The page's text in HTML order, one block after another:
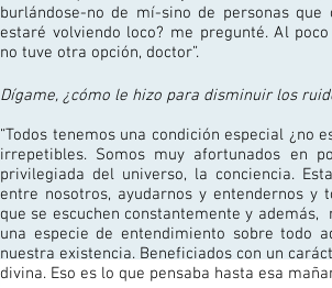
burlándose-no de mí-sino de personas que
estaré volviendo loco? me pregunté. Al
no tuve otra opción, doctor”.
Dígame, ¿cómo le hizo para disminuir los
“Todos tenemos una condición especial ¿no
irrepetibles. Somos muy afortunados en
privilegiada del universo, la conciencia.
entre nosotros, ayudarnos y entendernos y
que se escuchen constantemente y
una especie de entendimiento sobre todo
nuestra existencia. Beneficiados con un
divina. Eso es lo que pensaba hasta esa